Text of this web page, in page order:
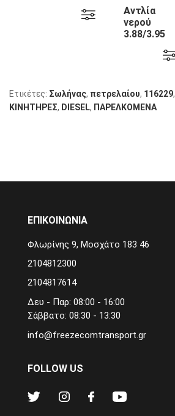
Αντλία
νερού
3.88/3.95
Ετικέτες: Σωλήνας, πετρελαίου, 116229,
KΙΝΗΤΗΡΕΣ, DIESEL, ΠΑΡΕΛΚΟΜΕΝΑ
ΕΠΙΚΟΙΝΩΝΙΑ
Φλωρίνης 9, Μοσχάτο 183 46
2104812300
2104817614
Δευ - Παρ: 08:00 - 16:00
Σάββατο: 08:30 - 13:30
info@freezecomtransport.gr
FOLLOW US